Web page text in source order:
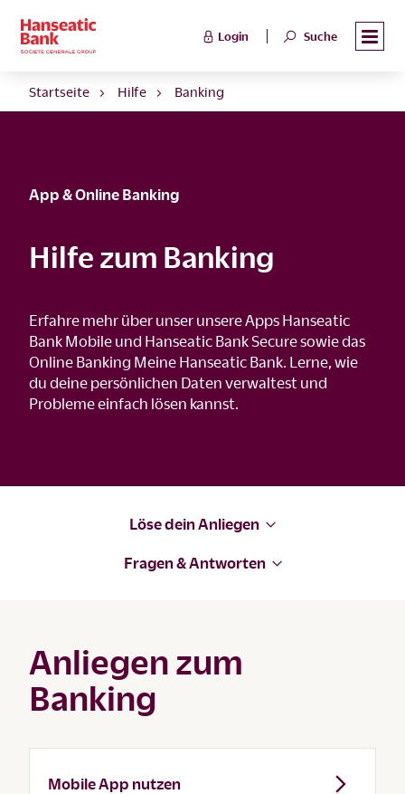
Login Suche
Startseite Hilfe Banking
App & Online Banking
Hilfe zum Banking
Erfahre mehr über unser unsere Apps Hanseatic
Bank Mobile und Hanseatic Bank Secure sowie das
Online Banking Meine Hanseatic Bank. Lerne, wie
du deine persönlichen Daten verwaltest und
Probleme einfach lösen kannst.
Löse dein Anliegen
Fragen & Antworten
Anliegen zum
Banking
Mobile App nutzen